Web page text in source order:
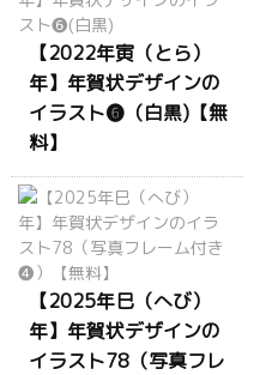
【2022年寅（とら）
年】年賀状デザインの
イラスト❻（白黒)【無
料】
【2025年巳（へび）
年】年賀状デザインの
イラスト78（写真フレ